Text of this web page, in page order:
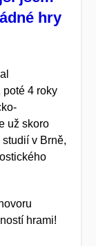
hry
4 roky
už skoro
v Brně,
hrami!